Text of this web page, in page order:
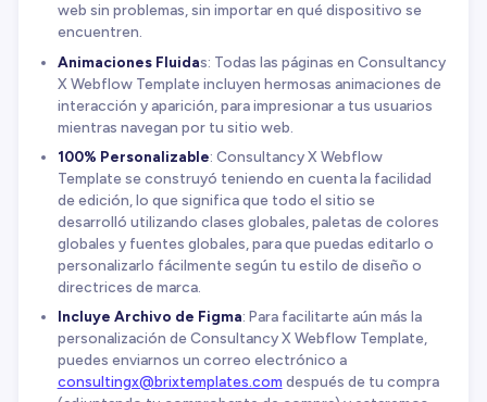
web sin problemas, sin importar en qué dispositivo se
encuentren.
Animaciones Fluidas: Todas las páginas en Consultancy
X Webflow Template incluyen hermosas animaciones de
interacción y aparición, para impresionar a tus usuarios
mientras navegan por tu sitio web.
100% Personalizable: Consultancy X Webflow
Template se construyó teniendo en cuenta la facilidad
de edición, lo que significa que todo el sitio se
desarrolló utilizando clases globales, paletas de colores
globales y fuentes globales, para que puedas editarlo o
personalizarlo fácilmente según tu estilo de diseño o
directrices de marca.
Incluye Archivo de Figma: Para facilitarte aún más la
personalización de Consultancy X Webflow Template,
puedes enviarnos un correo electrónico a
consultingx@brixtemplates.com después de tu compra